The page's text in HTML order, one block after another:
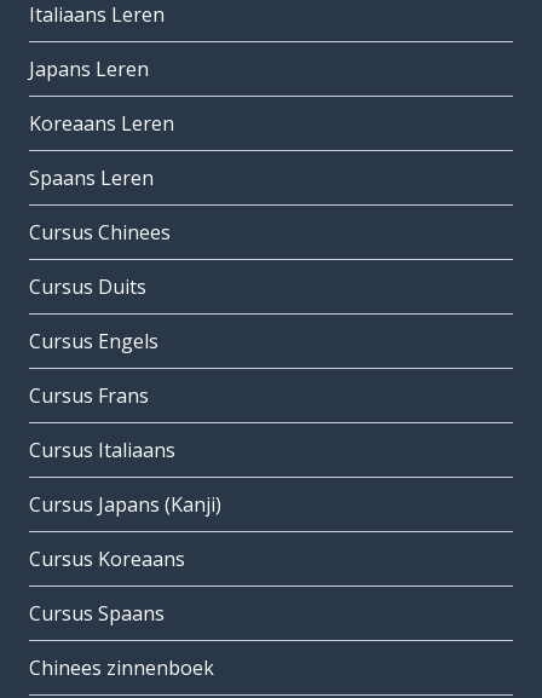
Italiaans Leren
Japans Leren
Koreaans Leren
Spaans Leren
Cursus Chinees
Cursus Duits
Cursus Engels
Cursus Frans
Cursus Italiaans
Cursus Japans (Kanji)
Cursus Koreaans
Cursus Spaans
Chinees zinnenboek